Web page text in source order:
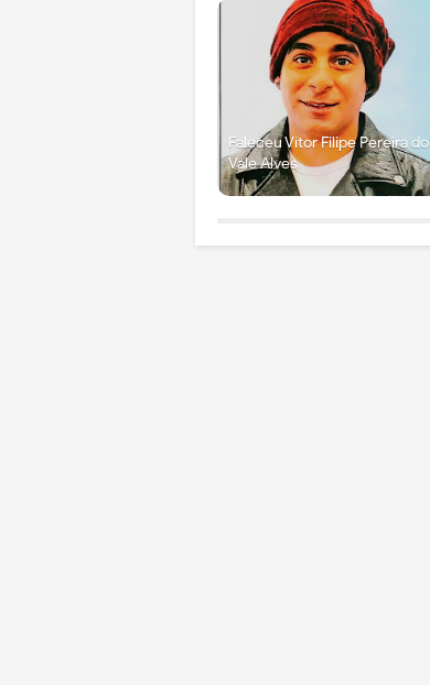
Faleceu Vítor Filipe Pereira do
Vale Alves